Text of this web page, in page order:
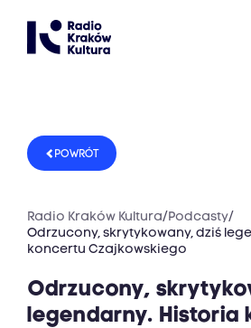
POWRÓT
Radio Kraków Kultura/Podcasty/
Odrzucony, skrytykowany, dziś
koncertu Czajkowskiego
Odrzucony,
legendarny. Historia